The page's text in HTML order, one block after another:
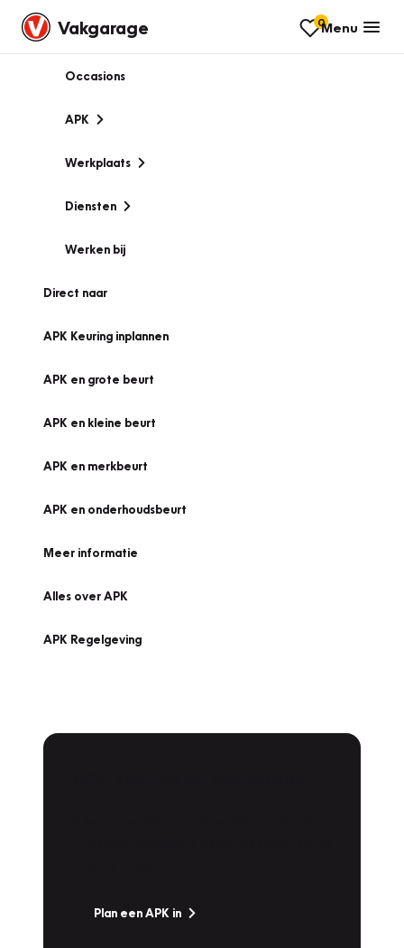
Vakgarage 0Menu
Occasions
APK
Werkplaats
Diensten
Werken bij
Direct naar
APK Keuring inplannen
APK en grote beurt
APK en kleine beurt
APK en merkbeurt
APK en onderhoudsbeurt
Meer informatie
Alles over APK
APK Regelgeving
Plan een APK in